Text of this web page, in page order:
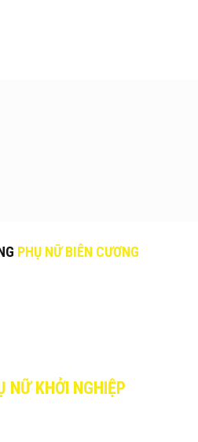
PHỤ NỮ BIÊN CƯƠNG
NỮ KHỞI NGHIỆP